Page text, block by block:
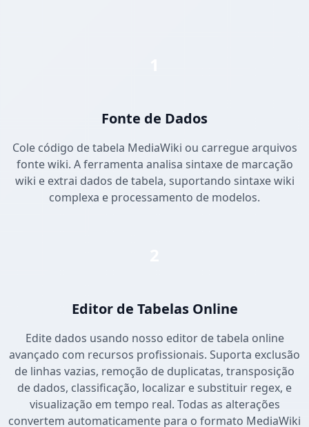
Fonte de Dados
Cole código de tabela MediaWiki ou carregue arquivos
fonte wiki. A ferramenta analisa sintaxe de marcação
wiki e extrai dados de tabela, suportando sintaxe wiki
complexa e processamento de modelos.
Editor de Tabelas Online
Edite dados usando nosso editor de tabela online
avançado com recursos profissionais. Suporta exclusão
de linhas vazias, remoção de duplicatas, transposição
de dados, classificação, localizar e substituir regex, e
visualização em tempo real. Todas as alterações
convertem automaticamente para o formato MediaWiki